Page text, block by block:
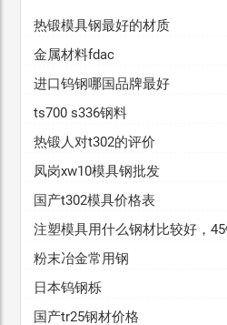
热锻模具钢最好的材质
金属材料fdac
进口钨钢哪国品牌最好
ts700 s336钢料
热锻人对t302的评价
凤岗xw10模具钢批发
国产t302模具价格表
注塑模具用什么钢材比较好，
粉末冶金常用钢
日本钨钢栎
国产tr25钢材价格